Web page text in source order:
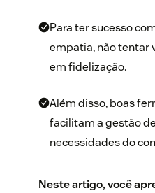
Para ter sucesso
empatia, não tentar
em fidelização.
Além disso, boas
facilitam a gestão
necessidades do
Neste artigo, você